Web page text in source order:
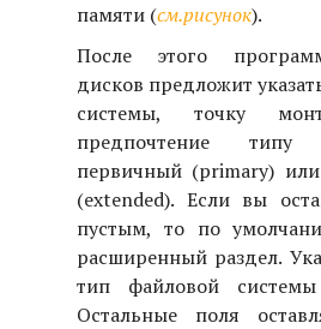
памяти (см.рисунок).
После этого
дисков предложит
системы, точку
предпочтение
первичный (primary)
(extended). Если вы
пустым, то по
расширенный раздел.
тип файловой
Остальные поля